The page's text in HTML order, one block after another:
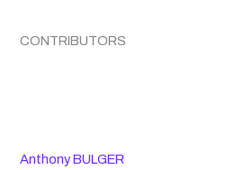
CONTRIBUTORS
Anthony BULGER